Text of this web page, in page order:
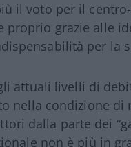
il voto per il
proprio grazie alle
per la
attuali livelli di
nella condizione di
dalla parte dei
non è più in